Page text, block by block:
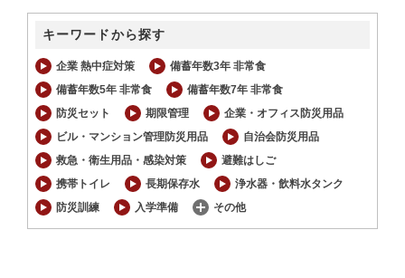
キーワードから探す
企業 熱中症対策
備蓄年数3年 非常食
備蓄年数5年 非常食
備蓄年数7年 非常食
防災セット
期限管理
企業・オフィス防災用品
ビル・マンション管理防災用品
自治会防災用品
救急・衛生用品・感染対策
避難はしご
携帯トイレ
長期保存水
浄水器・飲料水タンク
防災訓練
入学準備 その他